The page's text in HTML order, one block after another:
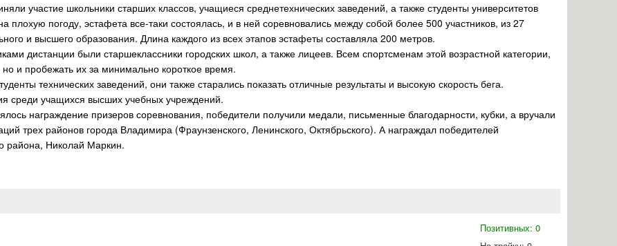
участие школьники старших классов, учащиеся среднетехнических заведений, а также студенты университетов
плохую погоду, эстафета все-таки состоялась, и в ней соревновались между собой более 500 участников, из 27
и высшего образования. Длина каждого из всех этапов эстафеты составляла 200 метров.
дистанции были старшеклассники городских школ, а также лицеев. Всем спортсменам этой возрастной категории,
и пробежать их за минимально короткое время.
технических заведений, они также старались показать отличные результаты и высокую скорость бега.
среди учащихся высших учебных учреждений.
награждение призеров соревнования, победители получили медали, письменные благодарности, кубки, а вручали
трех районов города Владимира (Фраунзенского, Ленинского, Октябрьского). А награждал победителей
района, Николай Маркин.
Позитивных: 0